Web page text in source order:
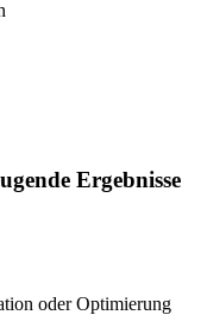
Ergebnisse
oder Optimierung